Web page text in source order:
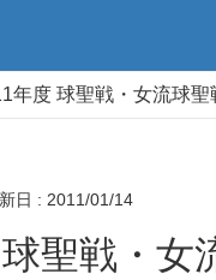
年度 球聖戦・女流球聖
日 : 2011/01/14
球聖戦・女